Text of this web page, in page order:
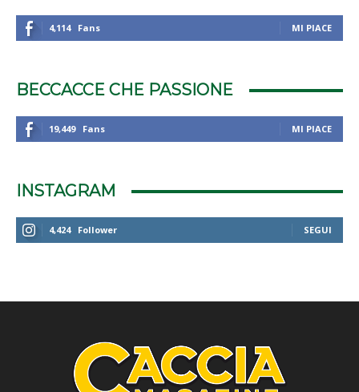
4,114 Fans MI PIACE
BECCACCE CHE PASSIONE
19,449 Fans MI PIACE
INSTAGRAM
4,424 Follower SEGUI